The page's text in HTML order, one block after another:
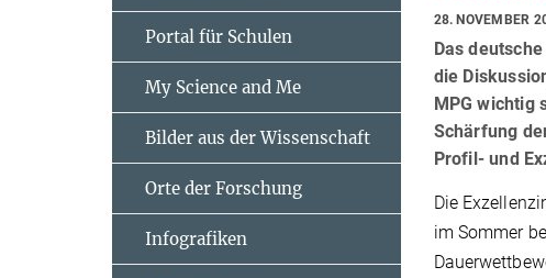
28. NOVEMBER
Das
die
MPG wichtig
Schärfung
Profil- und
Die
im Sommer
Portal für Schulen
My Science and Me
Bilder aus der Wissenschaft
Orte der Forschung
Infografiken